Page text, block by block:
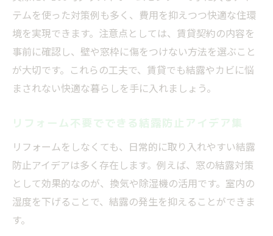
テムを使った対策例も多く、費用を抑えつつ快適な住環
境を実現できます。注意点としては、賃貸契約の内容を
事前に確認し、壁や窓枠に傷をつけない方法を選ぶこと
が大切です。これらの工夫で、賃貸でも結露やカビに悩
まされない快適な暮らしを手に入れましょう。
リフォーム不要でできる結露防止アイデア集
リフォームをしなくても、日常的に取り入れやすい結露
防止アイデアは多く存在します。例えば、窓の結露対策
として効果的なのが、換気や除湿機の活用です。室内の
湿度を下げることで、結露の発生を抑えることができま
す。